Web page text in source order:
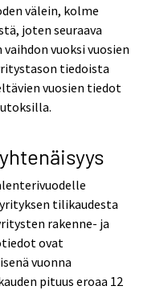
välein, kolme
joten seuraava
vaihdon vuoksi vuosien
tiedoista
vuosien tiedot
tilikaudesta
rakenne- ja
ovat
vuonna
pituus eroaa 12